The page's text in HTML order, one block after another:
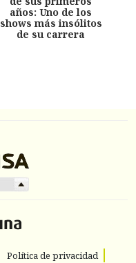
años: Uno de los
shows más insólitos
de su carrera
Política de privacidad